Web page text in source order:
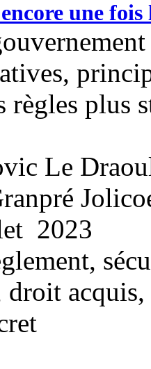
une
règles plus
Le
2023